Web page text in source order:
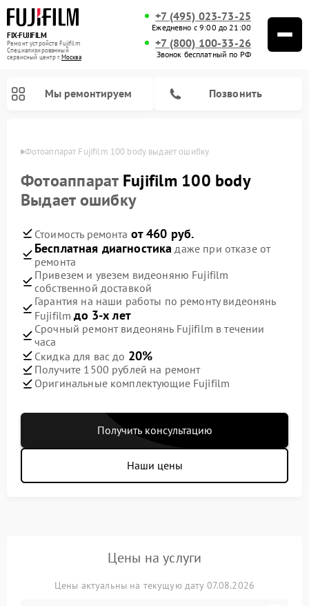
FIX-FUJIFILM
Ремонт устройств Fujifilm
Специализированный
cервисный центр г.Москва
+7 (495) 023-73-25
Ежедневно с 9:00 до 21:00
+7 (800) 100-33-26
Звонок бесплатный по РФ
Мы ремонтируем Позвонить
Фотоаппарат Fujifilm 100 body выдает ошибку
Фотоаппарат Fujifilm 100 body
Выдает ошибку
Стоимость ремонта от 460 руб.
Бесплатная диагностика даже при отказе от
ремонта
Привезем и увезем видеоняню Fujifilm
собственной доставкой
Гарантия на наши работы по ремонту видеонянь
Fujifilmдо 3-х лет
Срочный ремонт видеонянь Fujifilm в течении
часа
Скидка для вас до 20%
Получите 1500 рублей на ремонт
Оригинальные комплектующие Fujifilm
Получить консультацию
Наши цены
Цены на услуги
Цены актуальны на текущую дату 07.08.2026